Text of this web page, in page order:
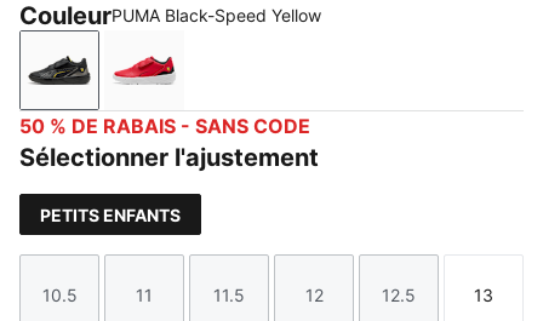
CouleurPUMA Black-Speed Yellow
PUMA Black-Speed Yellow
Rosso Corsa-PUMA Black
50 % DE RABAIS - SANS CODE
Sélectionner l'ajustement
PETITS ENFANTS
Taille
10.5
Taille
11
Taille
11.5
Taille
12
Taille
12.5
Taille
13